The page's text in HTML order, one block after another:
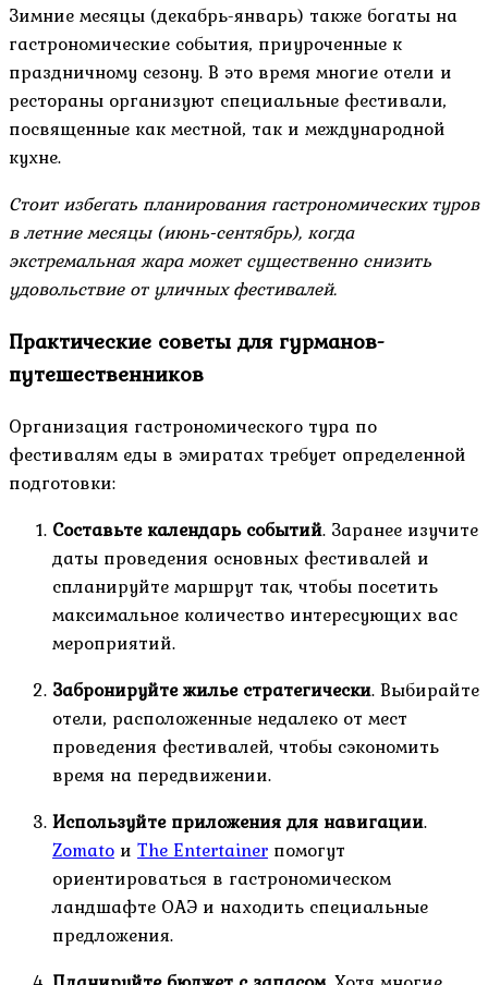
Зимние месяцы (декабрь-январь) также богаты на
гастрономические события, приуроченные к
праздничному сезону. В это время многие отели и
рестораны организуют специальные фестивали,
посвященные как местной, так и международной
кухне.
Стоит избегать планирования гастрономических туров
в летние месяцы (июнь-сентябрь), когда
экстремальная жара может существенно снизить
удовольствие от уличных фестивалей.
Практические советы для гурманов-
путешественников
Организация гастрономического тура по
фестивалям еды в эмиратах требует определенной
подготовки:
Составьте календарь событий. Заранее изучите
даты проведения основных фестивалей и
спланируйте маршрут так, чтобы посетить
максимальное количество интересующих вас
мероприятий.
Забронируйте жилье стратегически. Выбирайте
отели, расположенные недалеко от мест
проведения фестивалей, чтобы сэкономить
время на передвижении.
Используйте приложения для навигации.
Zomato и The Entertainer помогут
ориентироваться в гастрономическом
ландшафте ОАЭ и находить специальные
предложения.